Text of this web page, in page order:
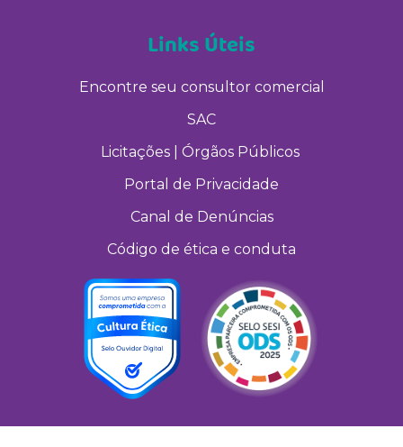
Links Úteis
Encontre seu consultor comercial
SAC
Licitações | Órgãos Públicos
Portal de Privacidade
Canal de Denúncias
Código de ética e conduta